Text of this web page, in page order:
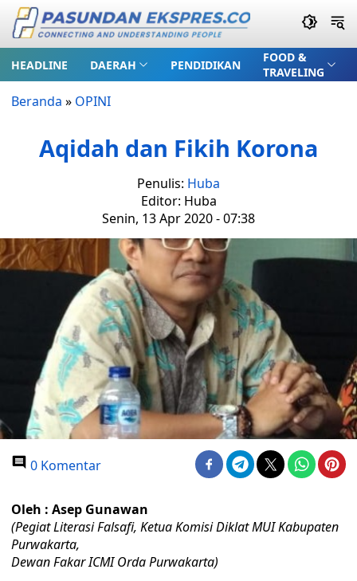
HEADLINE DAERAH PENDIDIKAN
FOOD &
TRAVELING
Beranda » OPINI
Aqidah dan Fikih Korona
Penulis: Huba
Editor: Huba
Senin, 13 Apr 2020 - 07:38
0 Komentar
Oleh : Asep Gunawan
(Pegiat Literasi Falsafi, Ketua Komisi Diklat MUI Kabupaten
Purwakarta,
Dewan Fakar ICMI Orda Purwakarta)